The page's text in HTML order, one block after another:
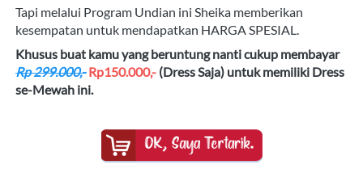
Tapi melalui Program Undian ini Sheika memberikan
kesempatan untuk mendapatkan HARGA SPESIAL.
Khusus buat kamu yang beruntung nanti cukup membayar
Rp 299.000,- Rp150.000,- (Dress Saja) untuk memiliki Dress
se-Mewah ini.